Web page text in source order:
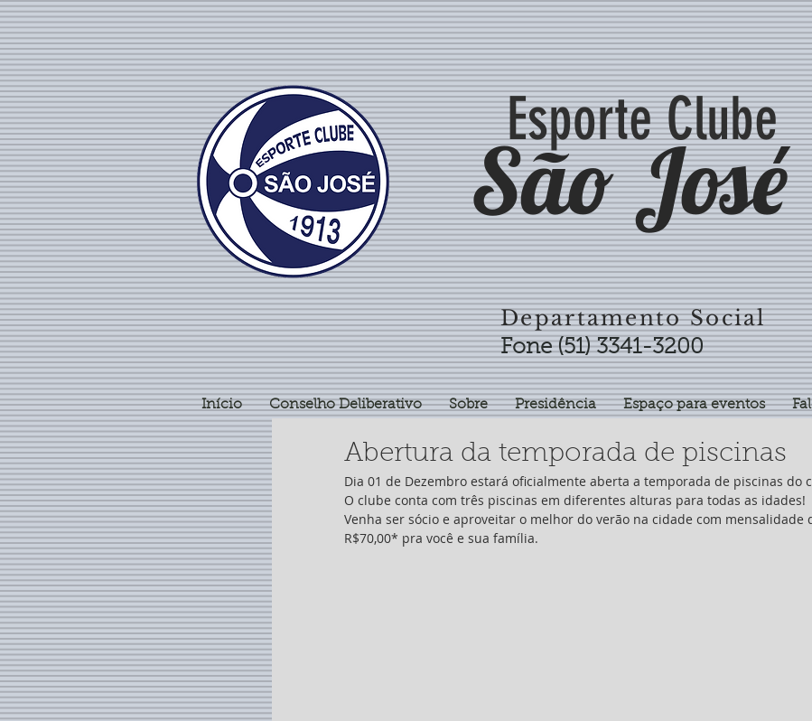
Esporte Clube
São José
Departamento Social
Fone (51) 3341-3200
Início Conselho Deliberativo Sobre Presidência Espaço para eventos
Abertura da temporada de piscinas
Dia 01 de Dezembro estará oficialmente aberta a temporada de piscinas do
O clube conta com três piscinas em diferentes alturas para todas as idades!
Venha ser sócio e aproveitar o melhor do verão na cidade com mensalidade
R$70,00* pra você e sua família.